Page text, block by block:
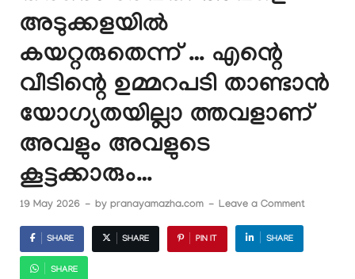
അടുക്കളയിൽ
കയറ്റരുതെന്ന് … എന്റെ
വീടിന്റെ ഉമ്മറപടി താണ്ടാൻ
യോഗ്യതയില്ലാ ത്തവളാണ്
അവളും അവളുടെ
കൂട്ടക്കാരും…
19 May 2026 - by pranayamazha.com - Leave a Comment
SHARE SHARE PIN IT SHARE
SHARE